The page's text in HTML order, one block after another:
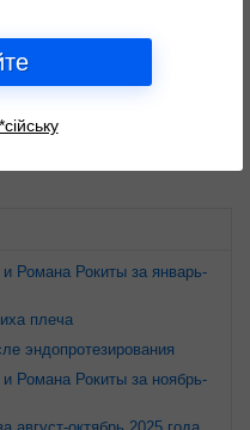
Романа Рокиты за январь-
плеча
эндопротезирования
Романа Рокиты за ноябрь-